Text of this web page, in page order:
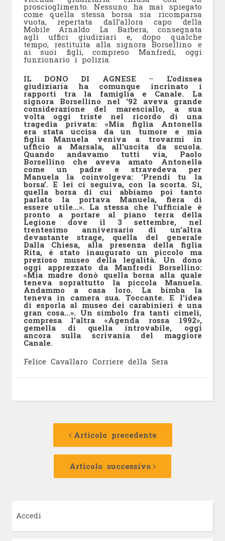
proscioglimento. Nessuno ha mai spiegato
come quella stessa borsa sia ricomparsa
vuota, repertata dall’allora capo della
Mobile Arnaldo La Barbera, consegnata
agli uffici giudiziari e, dopo qualche
tempo, restituita alla signora Borsellino e
ai suoi figli, compreso Manfredi, oggi
funzionario i polizia.
IL DONO DI AGNESE – L’odissea
giudiziaria ha comunque incrinato i
rapporti tra la famiglia e Canale. La
signora Borsellino nel ‘92 aveva grande
considerazione del maresciallo, a sua
volta oggi triste nel ricordo di una
tragedia privata: «Mia figlia Antonella
era stata uccisa da un tumore e mia
figlia Manuela veniva a trovarmi in
ufficio a Marsala, all’uscita da scuola.
Quando andavamo tutti via, Paolo
Borsellino che aveva amato Antonella
come un padre e stravedeva per
Manuela la coinvolgeva: ‘Prendi tu la
borsa’. E lei ci seguiva, con la scorta. Si,
quella borsa di cui abbiamo poi tanto
parlato la portava Manuela, fiera di
essere utile…». La stessa che l’ufficiale è
pronto a portare al piano terra della
Legione dove il 3 settembre, nel
trentesimo anniversario di un’altra
devastante strage, quella del generale
Dalla Chiesa, alla presenza della figlia
Rita, è stato inaugurato un piccolo ma
prezioso museo della legalità. Un dono
oggi apprezzato da Manfredi Borsellino:
«Mia madre donò quella borsa alla quale
teneva soprattutto la piccola Manuela.
Andammo a casa loro. La bimba la
teneva in camera sua. Toccante. E l’idea
di esporla al museo dei carabinieri è una
gran cosa…». Un simbolo fra tanti cimeli,
compresa l’altra «Agenda rossa 1992»,
gemella di quella introvabile, oggi
ancora sulla scrivania del maggiore
Canale.
Felice Cavallaro Corriere della Sera
Navigazione
Articolo precedente
Articolo
Articolo successivo
Articolo
Accedi